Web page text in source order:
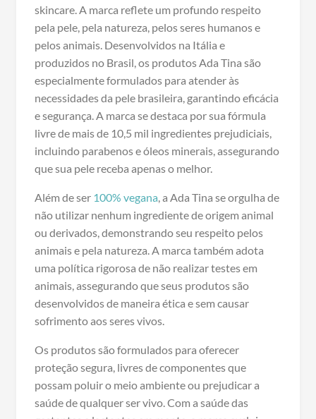
skincare. A marca reflete um profundo respeito
pela pele, pela natureza, pelos seres humanos e
pelos animais. Desenvolvidos na Itália e
produzidos no Brasil, os produtos Ada Tina são
especialmente formulados para atender às
necessidades da pele brasileira, garantindo eficácia
e segurança. A marca se destaca por sua fórmula
livre de mais de 10,5 mil ingredientes prejudiciais,
incluindo parabenos e óleos minerais, assegurando
que sua pele receba apenas o melhor.
Além de ser 100% vegana, a Ada Tina se orgulha de
não utilizar nenhum ingrediente de origem animal
ou derivados, demonstrando seu respeito pelos
animais e pela natureza. A marca também adota
uma política rigorosa de não realizar testes em
animais, assegurando que seus produtos são
desenvolvidos de maneira ética e sem causar
sofrimento aos seres vivos.
Os produtos são formulados para oferecer
proteção segura, livres de componentes que
possam poluir o meio ambiente ou prejudicar a
saúde de qualquer ser vivo. Com a saúde das